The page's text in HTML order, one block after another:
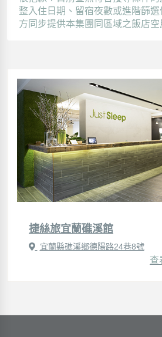
整入住日期、留宿夜數或進階篩
方同步提供本集團同區域之飯店空
捷絲旅宜蘭礁溪館
宜蘭縣礁溪鄉德陽路24巷8號
查